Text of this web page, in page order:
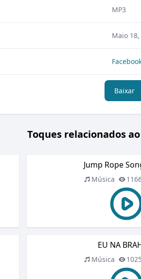
MP3
Maio
Baixar
Toques relacionados
Jump Rope
Música
EU NA
Música 1025